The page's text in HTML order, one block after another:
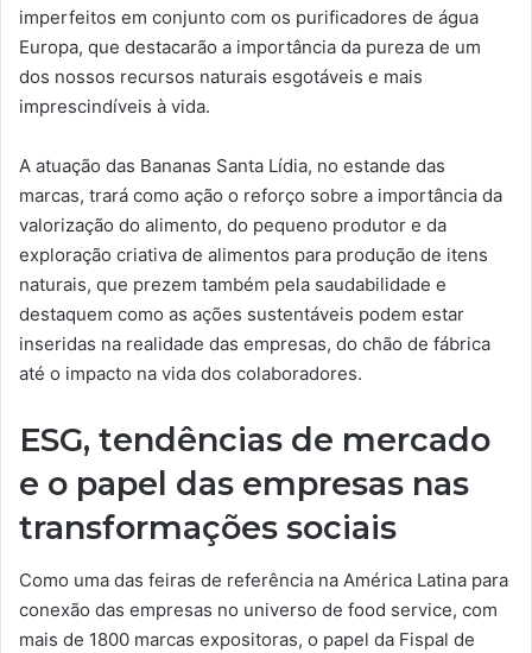
imperfeitos em conjunto com os purificadores de água
Europa, que destacarão a importância da pureza de um
dos nossos recursos naturais esgotáveis e mais
imprescindíveis à vida.
A atuação das Bananas Santa Lídia, no estande das
marcas, trará como ação o reforço sobre a importância da
valorização do alimento, do pequeno produtor e da
exploração criativa de alimentos para produção de itens
naturais, que prezem também pela saudabilidade e
destaquem como as ações sustentáveis podem estar
inseridas na realidade das empresas, do chão de fábrica
até o impacto na vida dos colaboradores.
ESG, tendências de mercado
e o papel das empresas nas
transformações sociais
Como uma das feiras de referência na América Latina para
conexão das empresas no universo de food service, com
mais de 1800 marcas expositoras, o papel da Fispal de